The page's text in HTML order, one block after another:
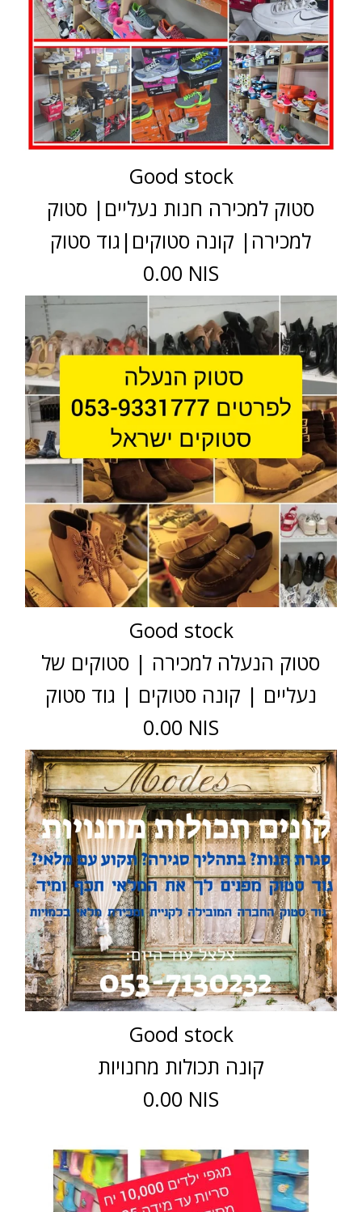
Good stock
סטוק למכירה חנות נעליים| סטוק
למכירה| קונה סטוקים|גוד סטוק
0.00 NIS
Good stock
סטוק הנעלה למכירה | סטוקים של
נעליים | קונה סטוקים | גוד סטוק
0.00 NIS
Good stock
קונה תכולות מחנויות
0.00 NIS